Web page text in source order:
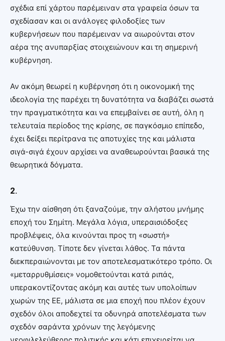
σχέδια επί χάρτου παρέμειναν στα γραφεία όσων τα
σχεδίασαν και οι ανάλογες φιλοδοξίες των
κυβερνήσεων που παρέμειναν να αιωρούνται στον
αέρα της ανυπαρξίας στοιχειώνουν και τη σημερινή
κυβέρνηση.
Αν ακόμη θεωρεί η κυβέρνηση ότι η οικονομική της
ιδεολογία της παρέχει τη δυνατότητα να διαβάζει σωστά
την πραγματικότητα και να επεμβαίνει σε αυτή, όλη η
τελευταία περίοδος της κρίσης, σε παγκόσμιο επίπεδο,
έχει δείξει περίτρανα τις αποτυχίες της και μάλιστα
σιγά-σιγά έχουν αρχίσει να αναθεωρούνται βασικά της
θεωρητικά δόγματα.
2.
Έχω την αίσθηση ότι ξαναζούμε, την αλήστου μνήμης
εποχή του Σημίτη. Μεγάλα λόγια, υπεραισιόδοξες
προβλέψεις, όλα κινούνται προς τη «σωστή»
κατεύθυνση. Τίποτε δεν γίνεται λάθος. Τα πάντα
διεκπεραιώνονται με τον αποτελεσματικότερο τρόπο. Οι
«μεταρρυθμίσεις» νομοθετούνται κατά ριπάς,
υπερακοντίζοντας ακόμη και αυτές των υπολοίπων
χωρών της ΕΕ, μάλιστα σε μια εποχή που πλέον έχουν
σχεδόν όλοι αποδεχτεί τα οδυνηρά αποτελέσματα των
σχεδόν σαράντα χρόνων της λεγόμενης